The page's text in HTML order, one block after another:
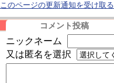
このページの更新通知を受け取る
コメント投稿
ニックネーム
又は匿名を選択